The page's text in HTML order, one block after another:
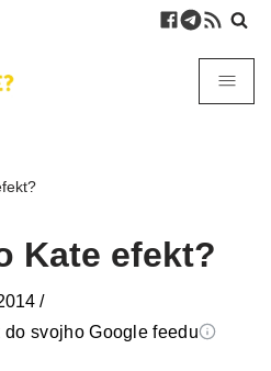
Kate efekt?
/
svojho Google feedu